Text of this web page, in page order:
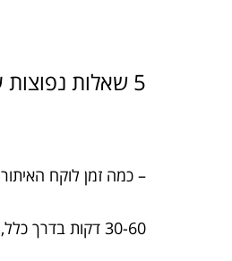
5 שאלות נפוצות על איתור נזילות – כדאי שתדעו לפני שמזמינים מומחה
– כמה זמן לוקח
30-60 דקות בדרך כלל, תלוי בגודל הנכס ובהיקף הנזק.